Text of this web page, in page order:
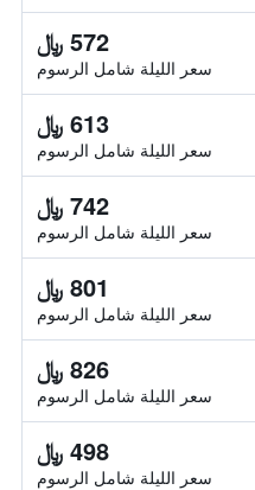
572 ﷼
سعر الليلة شامل الرسوم
613 ﷼
سعر الليلة شامل الرسوم
742 ﷼
سعر الليلة شامل الرسوم
801 ﷼
سعر الليلة شامل الرسوم
826 ﷼
سعر الليلة شامل الرسوم
498 ﷼
سعر الليلة شامل الرسوم